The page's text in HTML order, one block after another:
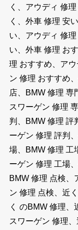
く、アウディ 修
く、外車 修理 安
い、アウディ 修
い、外車 修理 お
理 おすすめ、ア
ン 修理 おすすめ
店、BMW 修理 専
スワーゲン 修理
判、BMW 修理 評
ーゲン 修理 評判
場、BMW 修理 工
ーゲン 修理 工場
BMW 修理 点検、
ン 修理 点検、近
く のBMW 修理、
スワーゲン 修理